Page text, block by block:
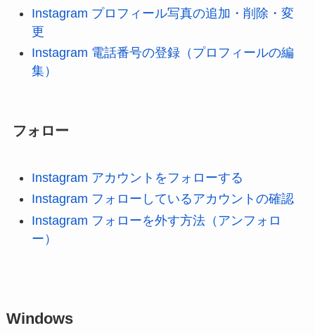
Instagram プロフィール写真の追加・削除・変
更
Instagram 電話番号の登録（プロフィールの編
集）
フォロー
Instagram アカウントをフォローする
Instagram フォローしているアカウントの確認
Instagram フォローを外す方法（アンフォロ
ー）
Windows